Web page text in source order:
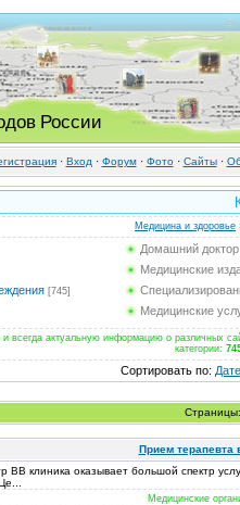
России
· Вход · Форум· Фото· Cайты·
Медицина и здоровье
Домашний доктор
Медицинские
[745]
Медицинские
всегда актуальную информацию о различных
категории:
Сортировать по: Дате
Прием терапевта
ВВ клиника оказывает большой спектр
Медицинские